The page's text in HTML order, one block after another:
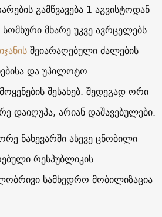
გამწვავება 1 აგვისტოდან
მხარე უკვე ავრცელებს
შეიარაღებული ძალების
და უპილოტო
შესახებ. შედეგად ორი
დაიღუპა, არიან დაშავებულები.
ნახევარში ასევე ცნობილი
რესპუბლიკის
სამხედრო მობილიზაცია